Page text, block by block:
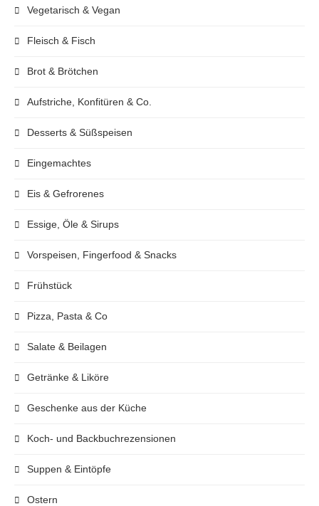
Vegetarisch & Vegan
Fleisch & Fisch
Brot & Brötchen
Aufstriche, Konfitüren & Co.
Desserts & Süßspeisen
Eingemachtes
Eis & Gefrorenes
Essige, Öle & Sirups
Vorspeisen, Fingerfood & Snacks
Frühstück
Pizza, Pasta & Co
Salate & Beilagen
Getränke & Liköre
Geschenke aus der Küche
Koch- und Backbuchrezensionen
Suppen & Eintöpfe
Ostern